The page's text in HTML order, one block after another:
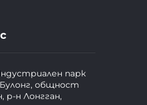
парк
общност
р-н Лонгган,